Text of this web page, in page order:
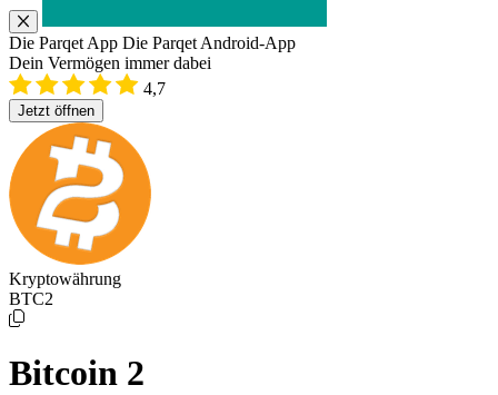
Die Parqet App Die Parqet Android-App
Dein Vermögen immer dabei
4,7
Jetzt öffnen
Kryptowährung
BTC2
Bitcoin 2